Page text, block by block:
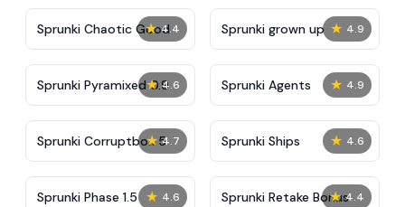
★ 4.4
Sprunki Chaotic Good ★ 4.9
Sprunki grown up
★ 4.6
Sprunki Pyramixed 0.9 ★ 4.9
Sprunki Agents
★ 4.7
Sprunki Corruptbox 5 ★ 4.6
Sprunki Ships
★ 4.6
Sprunki Phase 1.5 ★ 4.4
Sprunki Retake Bonus